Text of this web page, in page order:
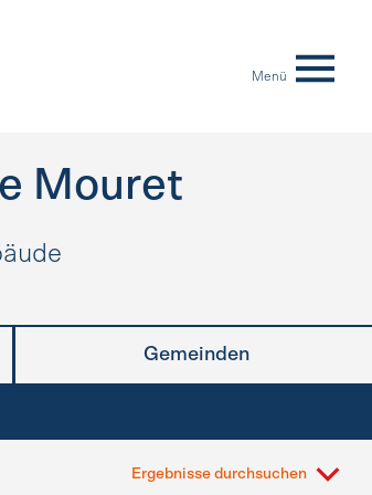
Menü
Mouret
Gemeinden
Ergebnisse durchsuchen